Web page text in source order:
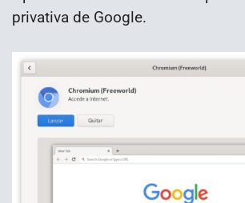
privativa de Google.